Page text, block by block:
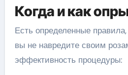
Когда и как
Есть определенные
вы не навредите своим
эффективность процедуры: